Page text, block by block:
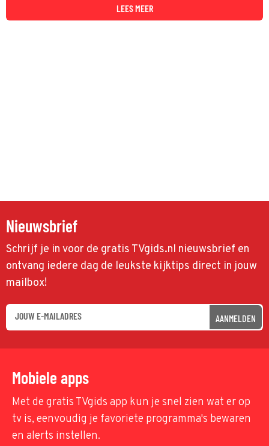
LEES MEER
Nieuwsbrief
Schrijf je in voor de gratis TVgids.nl nieuwsbrief en
ontvang iedere dag de leukste kijktips direct in jouw
mailbox!
AANMELDEN
Mobiele apps
Met de gratis TVgids app kun je snel zien wat er op
tv is, eenvoudig je favoriete programma's bewaren
en alerts instellen.